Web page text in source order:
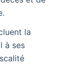
la
à ses